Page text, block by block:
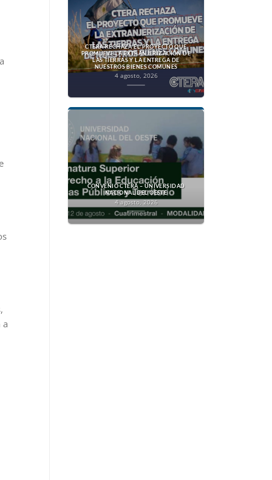
a
CTERA RECHAZA EL PROYECTO QUE
PROMUEVE LA EXTRANJERIZACIÓN DE
LAS TIERRAS Y LA ENTREGA DE
NUESTROS BIENES COMUNES
4 agosto, 2026
CONVENIO CTERA – UNIVERSIDAD
NACIONAL DEL OESTE
4 agosto, 2026